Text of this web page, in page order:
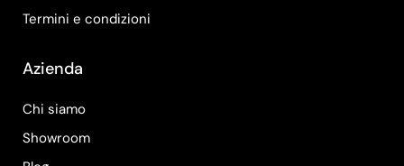
Termini e condizioni
Azienda
Chi siamo
Showroom